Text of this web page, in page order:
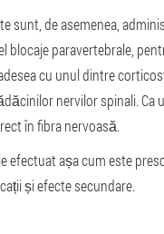
sunt, de asemenea,
blocaje paravertebrale,
cu unul dintre
nervilor spinali. Ca
în fibra nervoasă.
efectuat așa cum este
și efecte secundare.